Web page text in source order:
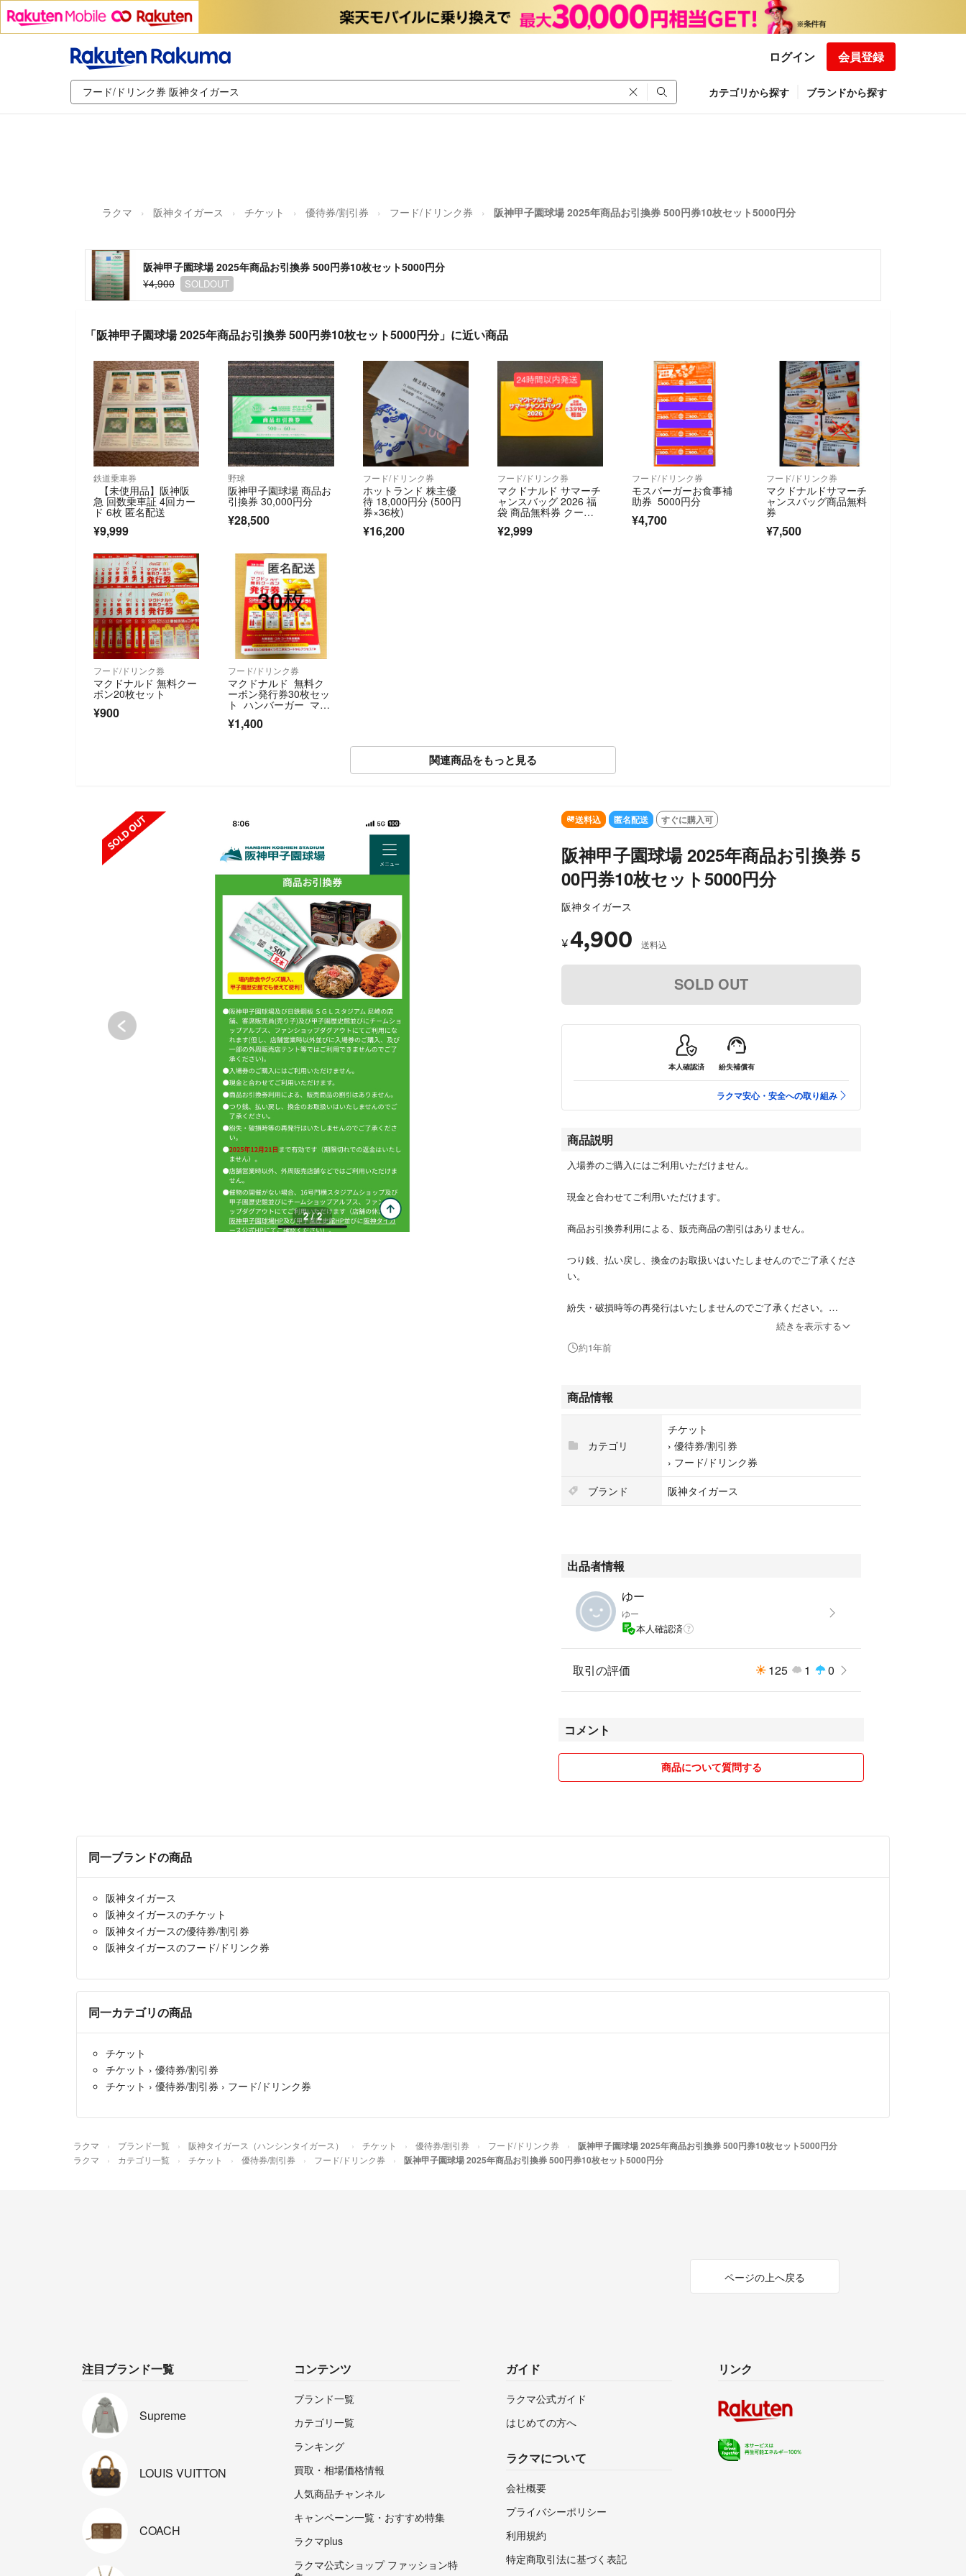
ログイン 会員登録
カテゴリから探す ブランドから探す
ラクマ 阪神タイガース チケット 優待券/割引券 フード/ドリンク券 阪神甲子園球場 2025年商品お引換券 500円券10枚セット5000円分
阪神甲子園球場 2025年商品お引換券 500円券10枚セット5000円分
¥4,900
SOLDOUT
「阪神甲子園球場 2025年商品お引換券 500円券10枚セット5000円分」に近い商品
鉄道乗車券
【未使用品】阪神阪
急 回数乗車証 4回カー
ド 6枚 匿名配送
¥9,999
野球
阪神甲子園球場 商品お
引換券 30,000円分
¥28,500
フード/ドリンク券
ホットランド 株主優
待 18,000円分 (500円
券×36枚)
¥16,200
フード/ドリンク券
マクドナルド サマーチ
ャンスバッグ 2026 福
袋 商品無料券 クーポ
ン
¥2,999
フード/ドリンク券
モスバーガーお食事補
助券 5000円分
¥4,700
フード/ドリンク券
マクドナルドサマーチ
ャンスバッグ商品無料
券
¥7,500
フード/ドリンク券
マクドナルド 無料クー
ポン20枚セット
¥900
フード/ドリンク券
マクドナルド 無料ク
ーポン発行券30枚セッ
ト ハンバーガー マッ
化
¥1,400
関連商品をもっと見る
2 / 2
送料込 匿名配送 すぐに購入可
阪神甲子園球場 2025年商品お引換券 5
00円券10枚セット5000円分
阪神タイガース
¥4,900 送料込
SOLD OUT
本人確認済 紛失補償有
ラクマ安心・安全への取り組み
商品説明
入場券のご購入にはご利用いただけません。
現金と合わせてご利用いただけます。
商品お引換券利用による、販売商品の割引はありません。
つり銭、払い戻し、換金のお取扱いはいたしませんのでご了承くださ
い。
紛失・破損時等の再発行はいたしませんのでご了承ください。
（期限切れでの返金はいたしません。）
催物の開催がない場合、16号門横スタジアムショップ及び甲子園歴史
館並びにBE STADIUM KOSHIEN supported by STAND IN、タイガー
スショップアルプス、ダグアウト、ストライク軒 NOODLE STUDIO
にて ご利用いただけます。
（店舗の休業日は阪神甲子園球場ホームページにてご確認くださ
い。）
#甲子園
#阪神甲子園球場
#歴史館
#阪神タイガース
#ペアチケット
#SMBCシート
#アイビーシート
#ライト外野
続きを表示する
約1年前
商品情報
カテゴリ
チケット
› 優待券/割引券
› フード/ドリンク券
ブランド
阪神タイガース
出品者情報
ゆー
ゆー
本人確認済
取引の評価 125 1 0
コメント
商品について質問する
同一ブランドの商品
阪神タイガース
阪神タイガースのチケット
阪神タイガースの優待券/割引券
阪神タイガースのフード/ドリンク券
同一カテゴリの商品
チケット
チケット › 優待券/割引券
チケット › 優待券/割引券 › フード/ドリンク券
ラクマ ブランド一覧 阪神タイガース（ハンシンタイガース） チケット 優待券/割引券 フード/ドリンク券 阪神甲子園球場 2025年商品お引換券 500円券10枚セット5000円分
ラクマ カテゴリ一覧 チケット 優待券/割引券 フード/ドリンク券 阪神甲子園球場 2025年商品お引換券 500円券10枚セット5000円分
ページの上へ戻る
注目ブランド一覧
Supreme
LOUIS VUITTON
COACH
コンテンツ
ブランド一覧
カテゴリ一覧
ランキング
買取・相場価格情報
人気商品チャンネル
キャンペーン一覧・おすすめ特集
ラクマplus
ラクマ公式ショップ ファッション特
ガイド
ラクマ公式ガイド
はじめての方へ
ラクマについて
会社概要
プライバシーポリシー
利用規約
特定商取引法に基づく表記
リンク